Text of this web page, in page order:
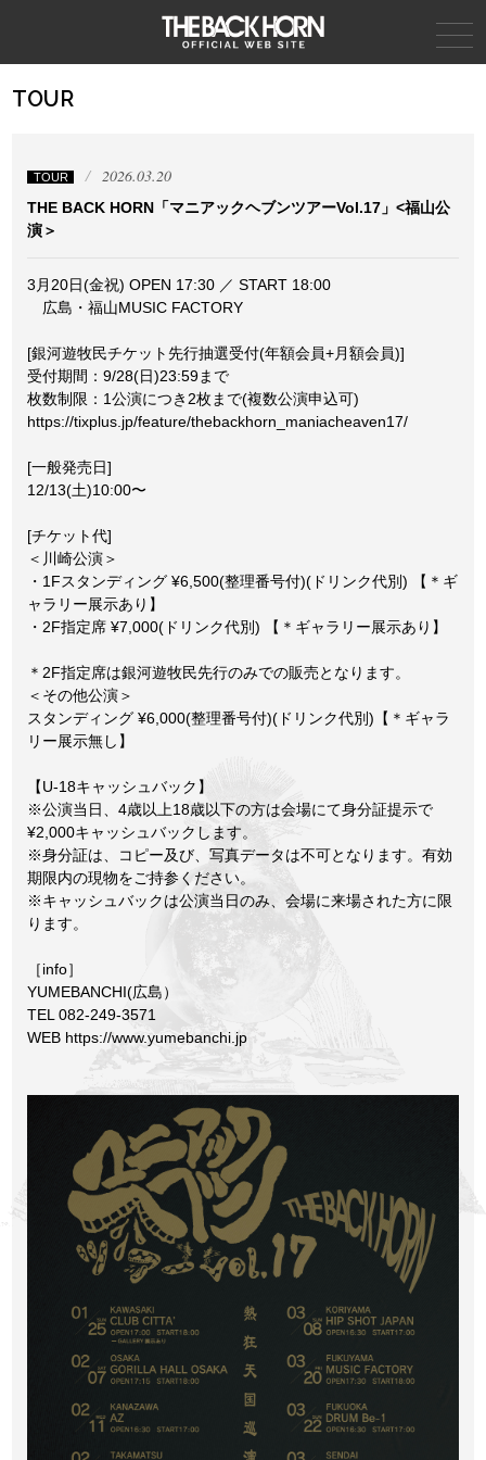
THE BACK HORN
TOUR
TOUR 2026.03.20
THE BACK HORN「マニアックヘブンツアーVol.17」<福山公
演＞
3⽉20⽇(金祝) OPEN 17:30 ／ START 18:00
広島・福⼭MUSIC FACTORY
[銀河遊牧⺠チケット先⾏抽選受付(年額会員+⽉額会員)]
受付期間：9/28(⽇)23:59まで
枚数制限：1公演につき2枚まで(複数公演申込可)
https://tixplus.jp/feature/thebackhorn_maniacheaven17/
[一般発売日]
12/13(土)10:00〜
[チケット代]
＜川崎公演＞
・1Fスタンディング ¥6,500(整理番号付)(ドリンク代別) 【＊ギ
ャラリー展⽰あり】
・2F指定席 ¥7,000(ドリンク代別) 【＊ギャラリー展⽰あり】
＊2F指定席は銀河遊牧⺠先⾏のみでの販売となります。
＜その他公演＞
スタンディング ¥6,000(整理番号付)(ドリンク代別)【＊ギャラ
リー展⽰無し】
【U-18キャッシュバック】
※公演当⽇、4歳以上18歳以下の⽅は会場にて⾝分証提⽰で
¥2,000キャッシュバックします。
※⾝分証は、コピー及び、写真データは不可となります。有効
期限内の現物をご持参ください。
※キャッシュバックは公演当⽇のみ、会場に来場された⽅に限
ります。
［info］
YUMEBANCHI(広島）
TEL 082-249-3571
WEB https://www.yumebanchi.jp